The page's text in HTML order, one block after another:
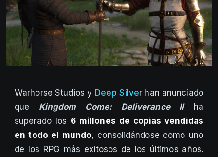
Warhorse Studios y Deep Silver han anunciado
que Kingdom Come: Deliverance IIha
superado los 6 millones de copias vendidas
en todo el mundo, consolidándose como uno
de los RPG más exitosos de los últimos años.